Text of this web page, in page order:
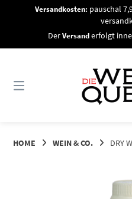
Versandkosten: pauschal
DerVersanderfolgt
HOME WEIN & CO. DRY